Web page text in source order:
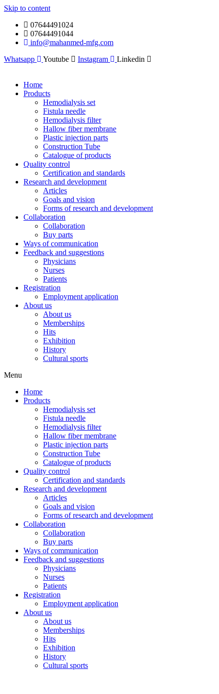
Skip to content
07644491024
07644491044
info@mahanmed-mfg.com
Whatsapp
Youtube Instagram Linkedin
Home
Products
Hemodialysis set
Fistula needle
Hemodialysis filter
Hallow fiber membrane
Plastic injection parts
Construction Tube
Catalogue of products
Quality control
Certification and standards
Research and development
Articles
Goals and vision
Forms of research and development
Collaboration
Collaboration
Buy parts
Ways of communication
Feedback and suggestions
Physicians
Nurses
Patients
Registration
Employment application
About us
About us
Memberships
Hits
Exhibition
History
Cultural sports
Menu
Home
Products
Hemodialysis set
Fistula needle
Hemodialysis filter
Hallow fiber membrane
Plastic injection parts
Construction Tube
Catalogue of products
Quality control
Certification and standards
Research and development
Articles
Goals and vision
Forms of research and development
Collaboration
Collaboration
Buy parts
Ways of communication
Feedback and suggestions
Physicians
Nurses
Patients
Registration
Employment application
About us
About us
Memberships
Hits
Exhibition
History
Cultural sports